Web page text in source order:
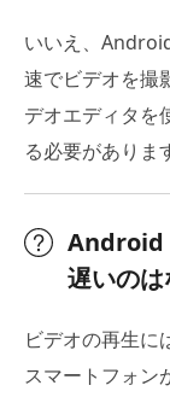
いいえ、
速でビデオを撮
デオエディタを
る必要がありま
Android
遅いの
ビデオの再生
スマートフォン